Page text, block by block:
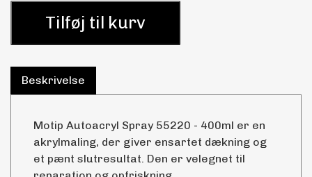
Tilføj til kurv
Beskrivelse
Motip Autoacryl Spray 55220 - 400ml er en
akrylmaling, der giver ensartet dækning og
et pænt slutresultat. Den er velegnet til